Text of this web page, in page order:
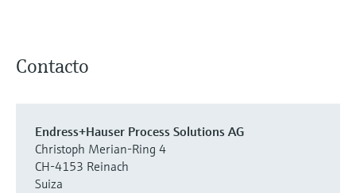
Contacto
Endress+Hauser Process Solutions AG
Christoph Merian-Ring 4
CH-4153 Reinach
Suiza